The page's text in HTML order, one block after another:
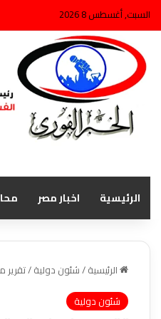
السبت, أغسطس 8 2026
الرئيسية اخبار مصر
الرئيسية/شئون دولية/تقرير
شئون دولية